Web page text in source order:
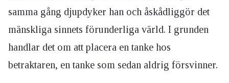
samma gång djupdyker han och åskådliggör det
mänskliga sinnets förunderliga värld. I grunden
handlar det om att placera en tanke hos
betraktaren, en tanke som sedan aldrig försvinner.